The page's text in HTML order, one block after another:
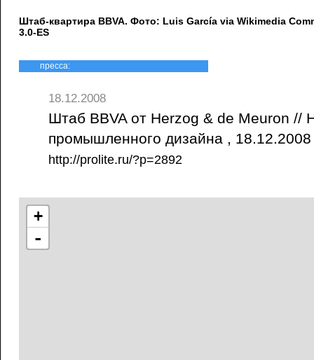
Штаб-квартира BBVA. Фото: Luis García via Wikimedia
3.0-ES
пресса:
18.12.2008
Штаб BBVA от Herzog & de Meuron //
промышленного дизайна ,
http://prolite.ru/?p=2892
+
-